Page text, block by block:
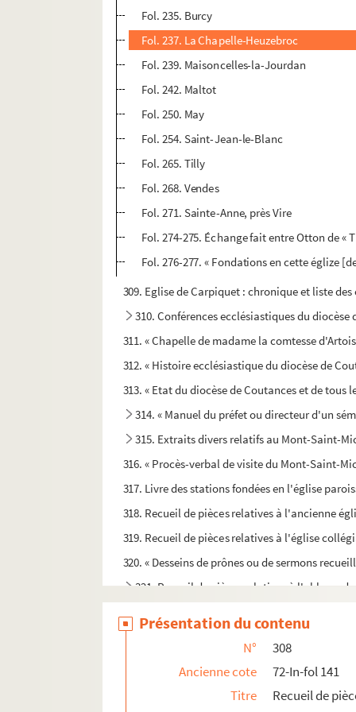
Fol. 235. Burcy
Fol. 237. La Chapelle-Heuzebroc
Fol. 239. Maisoncelles-la-Jourdan
Fol. 242. Maltot
Fol. 250. May
Fol. 254. Saint-Jean-le-Blanc
Fol. 265. Tilly
Fol. 268. Vendes
Fol. 271. Sainte-Anne, près Vire
Fol. 274-275. Échange fait entre Otton de «
Fol. 276-277. « Fondations en cette églize
309. Eglise de Carpiquet : chronique et liste des
310. Conférences ecclésiastiques du diocèse
311. « Chapelle de madame la comtesse
312. « Histoire ecclésiastique du diocèse de
313. « Etat du diocèse de Coutances et de
314. « Manuel du préfet ou directeur d'un
315. Extraits divers relatifs au Mont-Saint-
316. « Procès-verbal de visite du Mont-Saint-
317. Livre des stations fondées en l'église
318. Recueil de pièces relatives à l'ancienne
319. Recueil de pièces relatives à l'église
320. « Desseins de prônes ou de sermons
321. Recueil de pièces relatives à l'abbaye
Présentation du contenu
N°
308
Ancienne cote
72-In-fol 141
Titre
Recueil de